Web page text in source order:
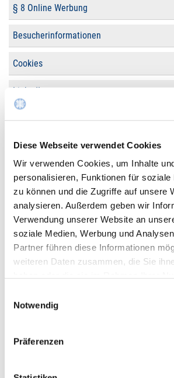
Diese Webseite verwendet Cookies
Wir verwenden Cookies, um Inhalte
personalisieren, Funktionen für soziale
zu können und die Zugriffe auf unsere
analysieren. Außerdem geben wir
Verwendung unserer Website an
soziale Medien, Werbung und
Partner führen diese Informationen
weiteren Daten zusammen, die Sie
Notwendig
Präferenzen
§ 8 Online Werbung
Besucherinformationen
Cookies
LinkedIn
Newsletter
Patienteninformation
Videoüberwachung
St.-Antonius-Hospital
Akademisches Lehrkrankenhaus der
52249 Eschweiler